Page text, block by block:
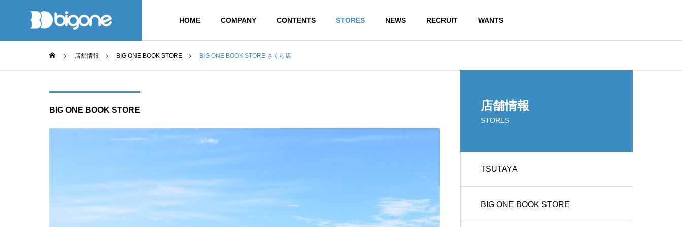
HOME COMPANY CONTENTS STORES NEWS RECRUIT WANTS
店舗情報 BIG ONE BOOK STORE BIG ONE BOOK STORE さくら店
BIG ONE BOOK STORE 店舗情報
STORES
TSUTAYA
BIG ONE BOOK STORE